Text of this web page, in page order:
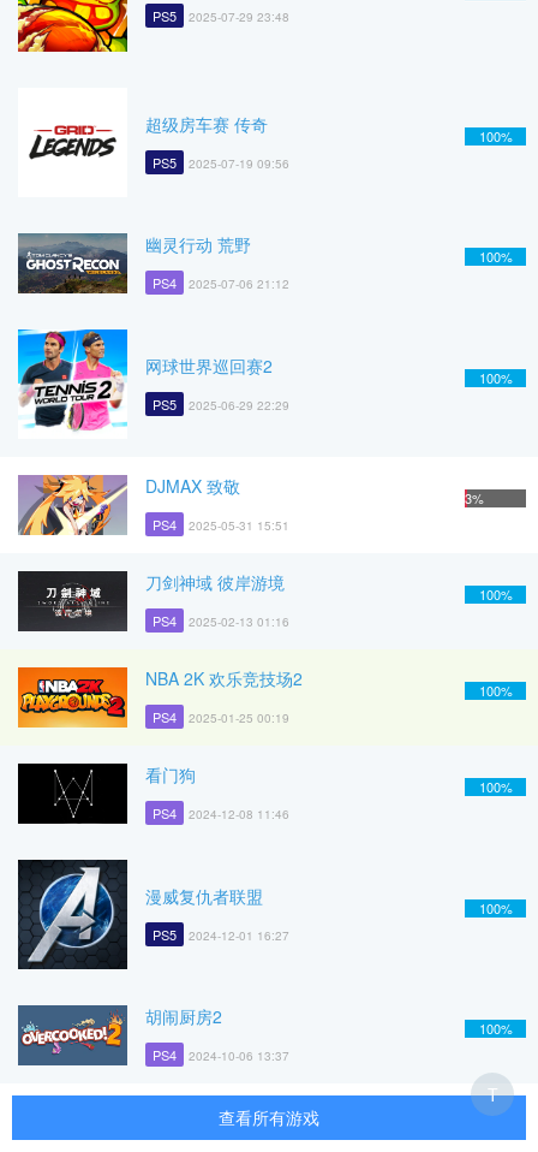
PS5 2025-07-29 23:48
超级房车赛 传奇
PS5 2025-07-19 09:56
100%
幽灵行动 荒野
PS4 2025-07-06 21:12
100%
网球世界巡回赛2
PS5 2025-06-29 22:29
100%
DJMAX 致敬
PS4 2025-05-31 15:51
3%
刀剑神域 彼岸游境
PS4 2025-02-13 01:16
100%
NBA 2K 欢乐竞技场2
PS4 2025-01-25 00:19
100%
看门狗
PS4 2024-12-08 11:46
100%
漫威复仇者联盟
PS5 2024-12-01 16:27
100%
胡闹厨房2
PS4 2024-10-06 13:37
100%
查看所有游戏
T